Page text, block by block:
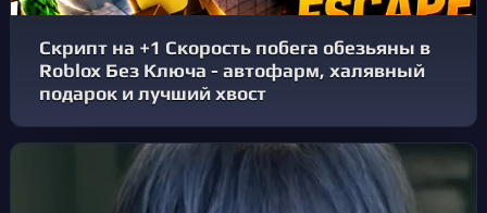
Скрипт на +1 Скорость побега обезьяны в
Roblox Без Ключа - автофарм, халявный
подарок и лучший хвост